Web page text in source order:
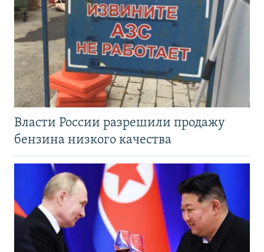
Власти России разрешили продажу
бензина низкого качества